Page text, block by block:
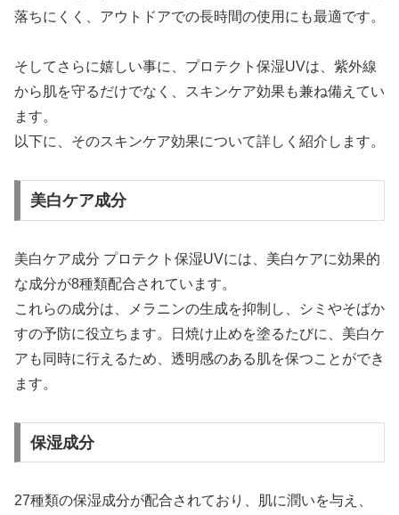
落ちにくく、アウトドアでの長時間の使用にも最適です。
そしてさらに嬉しい事に、プロテクト保湿UVは、紫外線
から肌を守るだけでなく、スキンケア効果も兼ね備えてい
ます。
以下に、そのスキンケア効果について詳しく紹介します。
美白ケア成分
美白ケア成分 プロテクト保湿UVには、美白ケアに効果的
な成分が8種類配合されています。
これらの成分は、メラニンの生成を抑制し、シミやそばか
すの予防に役立ちます。日焼け止めを塗るたびに、美白ケ
アも同時に行えるため、透明感のある肌を保つことができ
ます。
保湿成分
27種類の保湿成分が配合されており、肌に潤いを与え、